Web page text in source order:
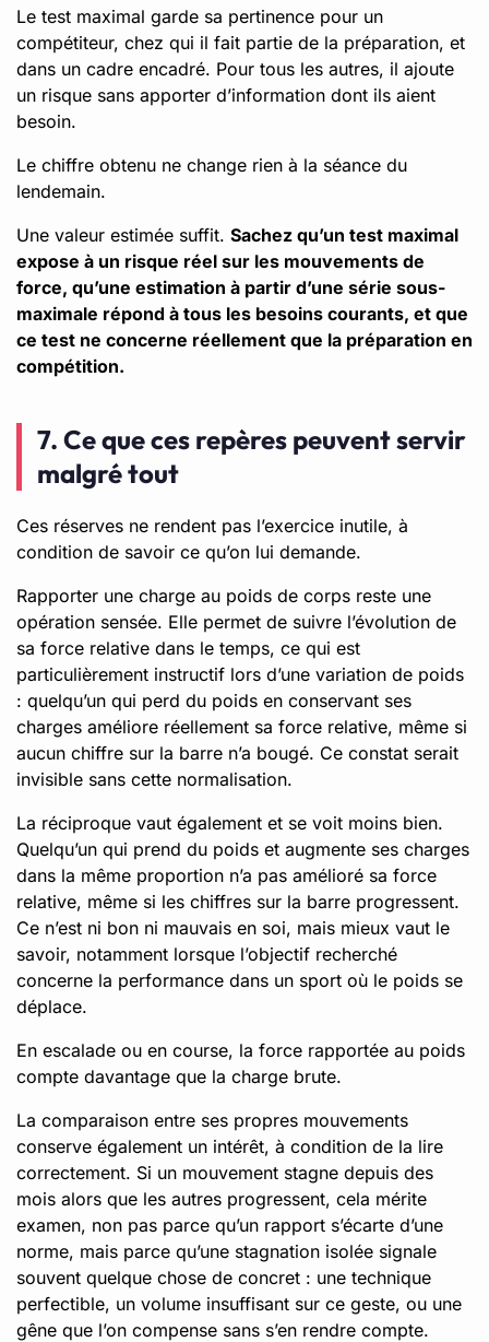
Le test maximal garde sa pertinence pour un
compétiteur, chez qui il fait partie de la préparation, et
dans un cadre encadré. Pour tous les autres, il ajoute
un risque sans apporter d’information dont ils aient
besoin.
Le chiffre obtenu ne change rien à la séance du
lendemain.
Une valeur estimée suffit. Sachez qu’un test maximal
expose à un risque réel sur les mouvements de
force, qu’une estimation à partir d’une série sous-
maximale répond à tous les besoins courants, et que
ce test ne concerne réellement que la préparation en
compétition.
7. Ce que ces repères peuvent servir
malgré tout
Ces réserves ne rendent pas l’exercice inutile, à
condition de savoir ce qu’on lui demande.
Rapporter une charge au poids de corps reste une
opération sensée. Elle permet de suivre l’évolution de
sa force relative dans le temps, ce qui est
particulièrement instructif lors d’une variation de poids
: quelqu’un qui perd du poids en conservant ses
charges améliore réellement sa force relative, même si
aucun chiffre sur la barre n’a bougé. Ce constat serait
invisible sans cette normalisation.
La réciproque vaut également et se voit moins bien.
Quelqu’un qui prend du poids et augmente ses charges
dans la même proportion n’a pas amélioré sa force
relative, même si les chiffres sur la barre progressent.
Ce n’est ni bon ni mauvais en soi, mais mieux vaut le
savoir, notamment lorsque l’objectif recherché
concerne la performance dans un sport où le poids se
déplace.
En escalade ou en course, la force rapportée au poids
compte davantage que la charge brute.
La comparaison entre ses propres mouvements
conserve également un intérêt, à condition de la lire
correctement. Si un mouvement stagne depuis des
mois alors que les autres progressent, cela mérite
examen, non pas parce qu’un rapport s’écarte d’une
norme, mais parce qu’une stagnation isolée signale
souvent quelque chose de concret : une technique
perfectible, un volume insuffisant sur ce geste, ou une
gêne que l’on compense sans s’en rendre compte.